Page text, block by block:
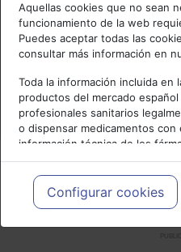
Accede o regístrate con tu
Aquellas cookies que no sean
funcionamiento de la web
Puedes aceptar todas las
consultar más información en
Toda la información incluida en
productos del mercado
profesionales sanitarios
o dispensar medicamentos
información técnica de los
meramente informativo, siendo
profesionales facultados
cada caso concreto, el
necesidades del paciente.
Configurar cookies